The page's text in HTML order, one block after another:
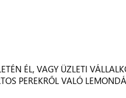
ÉL, VAGY ÜZLETI
PEREKRŐL VALÓ